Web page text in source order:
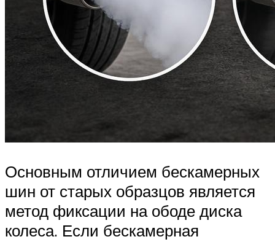
Основным отличием бескамерных
шин от старых образцов является
метод фиксации на ободе диска
колеса. Если бескамерная